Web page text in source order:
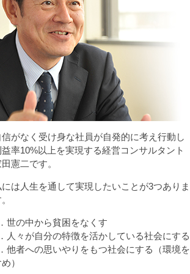
信がなく受け身な社員が自発的に考え行動し
益率10%以上を実現する経営コンサルタント
憲二です。
には人生を通して実現したいことが3つありま
世の中から貧困をなくす
人々が自分の特徴を活かしている社会にする
他者への思いやりをもつ社会にする（環境を
）